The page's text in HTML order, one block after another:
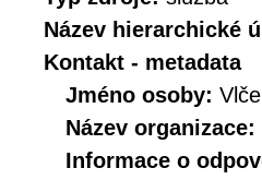
Název hierarchické
Kontakt - metadata
Jméno osoby:
Název organizace:
Informace o